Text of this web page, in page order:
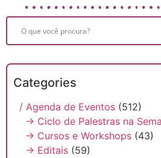
Categories
/ Agenda de Eventos (512)
→ Ciclo de Palestras na
→ Cursos e Workshops (43)
→ Editais (59)